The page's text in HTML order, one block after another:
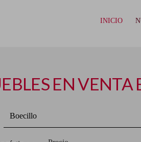
INICIO
EN VENTA
Boecillo